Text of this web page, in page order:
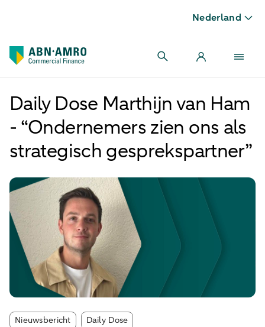
Nederland
Daily Dose Marthijn van Ham
- “Ondernemers zien ons als
strategisch gesprekspartner”
Nieuwsbericht Article tags:
Daily Dose